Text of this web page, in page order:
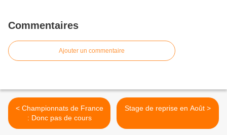
Commentaires
Ajouter un commentaire
< Championnats de France
: Donc pas de cours
Stage de reprise en Août >